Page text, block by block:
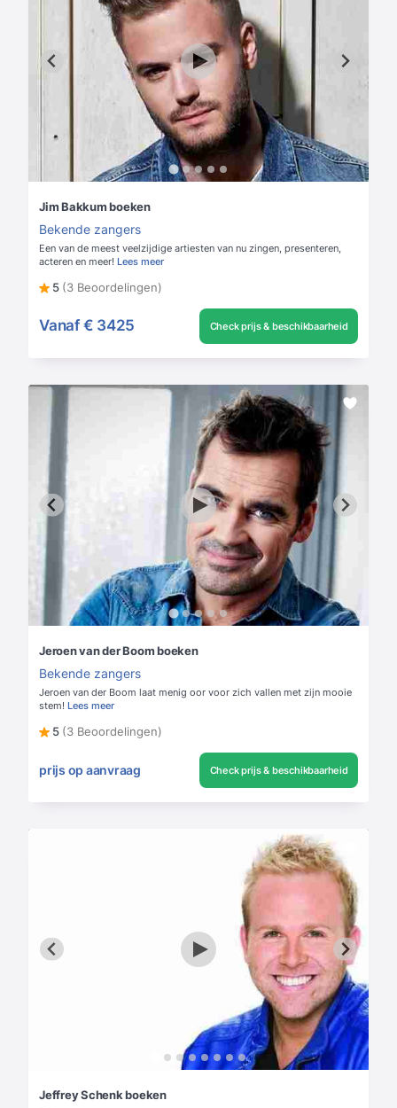
Jim Bakkum boeken
Bekende zangers
Een van de meest veelzijdige artiesten van nu zingen, presenteren,
acteren en meer! Lees meer
5 (3 Beoordelingen)
Vanaf € 3425 Check prijs & beschikbaarheid
Jeroen van der Boom boeken
Bekende zangers
Jeroen van der Boom laat menig oor voor zich vallen met zijn mooie
stem! Lees meer
5 (3 Beoordelingen)
prijs op aanvraag Check prijs & beschikbaarheid
Jeffrey Schenk boeken